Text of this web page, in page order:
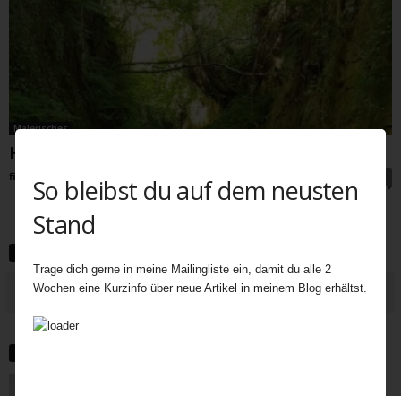
Malerisches
Hohlwege in Dartmoor und Dorset
fiala So bleibst du auf dem neusten
Stand
Trage dich gerne in meine Mailingliste ein, damit du alle 2
Wochen eine Kurzinfo über neue Artikel in meinem Blog erhältst.